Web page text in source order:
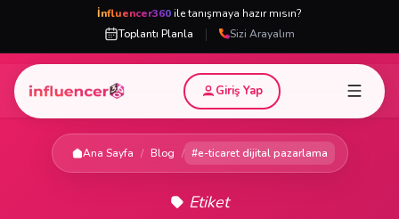
İnfluencer360 ile tanışmaya hazır mısın?
Toplantı Planla
| Sizi Arayalım
Giriş Yap
Ana Sayfa / Blog / #e-ticaret dijital pazarlama
Etiket